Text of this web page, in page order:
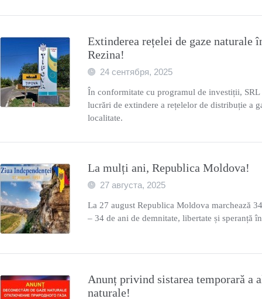
Extinderea rețelei de gaze naturale
Rezina!
24 сентября, 2025
În conformitate cu programul de investiții, SRL
lucrări de extindere a rețelelor de distribuție a
localitate.
La mulți ani, Republica Moldova!
27 августа, 2025
La 27 august Republica Moldova marchează
– 34 de ani de demnitate, libertate și speranță
Anunț privind sistarea temporară a
naturalе!